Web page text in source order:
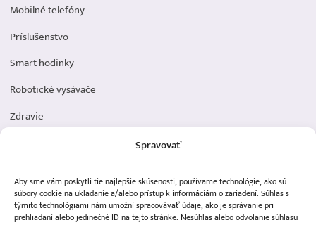
Spravovať
Aby sme vám poskytli tie najlepšie skúsenosti, používame technológie, ako sú
súbory cookie na ukladanie a/alebo prístup k informáciám o zariadení. Súhlas s
týmito technológiami nám umožní spracovávať údaje, ako je správanie pri
prehliadaní alebo jedinečné ID na tejto stránke. Nesúhlas alebo odvolanie súhlasu
Mobilné telefóny
Príslušenstvo
Smart hodinky
Robotické vysávače
Zdravie
Dôležité odkazy